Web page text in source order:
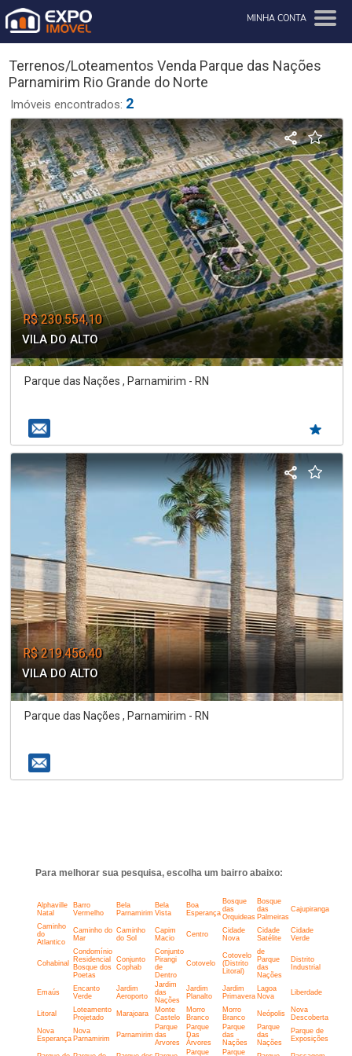
MINHA CONTA
Terrenos/Loteamentos Venda Parque das Nações
Parnamirim Rio Grande do Norte
Imóveis encontrados: 2
R$ 230.554,10
VILA DO ALTO
Parque das Nações , Parnamirim - RN
R$ 219.456,40
VILA DO ALTO
Parque das Nações , Parnamirim - RN
Para melhorar sua pesquisa, escolha um bairro abaixo:
Alphaville
Natal
Barro
Vermelho
Bela
Parnamirim
Bela
Vista
Boa
Esperança
Bosque
das
Orquideas
Bosque
das
Palmeiras
Cajupiranga
Caminho
do
Atlantico
Caminho do
Mar
Caminho
do Sol
Capim
Macio
Centro
Cidade
Nova
Cidade
Satélite
Cidade
Verde
Cohabinal
Condomínio
Residencial
Bosque dos
Poetas
Conjunto
Cophab
Conjunto
Pirangi
de
Dentro
Cotovelo
Cotovelo
(Distrito
Litoral)
de
Parque
das
Nações
Distrito
Industrial
Emaús
Encanto
Verde
Jardim
Aeroporto
Jardim
das
Nações
Jardim
Planalto
Jardim
Primavera
Lagoa
Nova
Liberdade
Litoral
Loteamento
Projetado
Marajoara
Monte
Castelo
Morro
Branco
Morro
Branco
Neópolis
Nova
Descoberta
Nova
Esperança
Nova
Parnamirim
Parnamirim
Parque
das
Arvores
Parque
Das
Árvores
Parque
das
Nações
Parque
das
Nações
Parque de
Exposições
Parque Parque